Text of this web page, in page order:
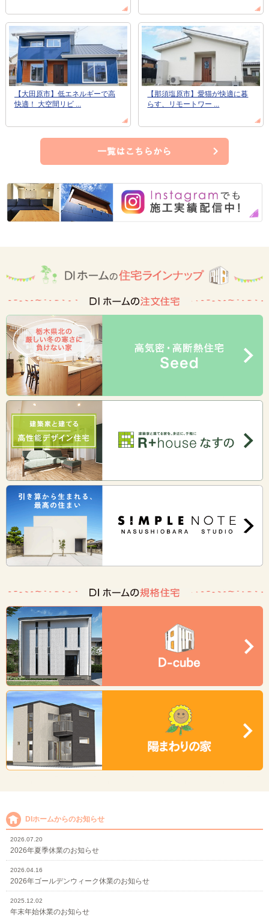
【大田原市】低エネルギーで高
快適！ 大空間リビ ...
【那須塩原市】愛猫が快適に暮
らす、リモートワー ...
DIホームからのお知らせ
2026.07.20
2026年夏季休業のお知らせ
2026.04.16
2026年ゴールデンウィーク休業のお知らせ
2025.12.02
年末年始休業のお知らせ